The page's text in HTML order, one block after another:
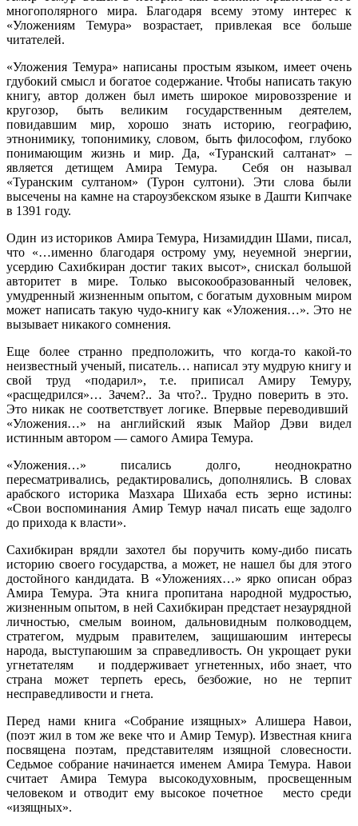
многополярного мира. Благодаря всему этому интерес к
«Уложениям Темура» возрастает, привлекая все больше
читателей.
«Уложения Темура» написаны простым языком, имеет очень
гдубокий смысл и богатое содержание. Чтобы написать такую
книгу, автор должен был иметь широкое мировоззрение и
кругозор, быть великим государственным деятелем,
повидавшим мир, хорошо знать историю, географию,
этнонимику, топонимику, словом, быть философом, глубоко
понимающим жизнь и мир. Да, «Туранский салтанат» –
является детищем Амира Темура. Себя он называл
«Туранским султаном» (Турон султони). Эти слова были
высечены на камне на староузбекском языке в Дашти Кипчаке
в 1391 году.
Один из историков Амира Темура, Низамиддин Шами, писал,
что «…именно благодаря острому уму, неуемной энергии,
усердию Сахибкиран достиг таких высот», снискал большой
авторитет в мире. Только высокообразованный человек,
умудренный жизненным опытом, с богатым духовным миром
может написать такую чудо-книгу как «Уложения…». Это не
вызывает никакого сомнения.
Еще более странно предположить, что когда-то какой-то
неизвестный ученый, писатель… написал эту мудрую книгу и
свой труд «подарил», т.е. приписал Амиру Темуру,
«расщедрился»… Зачем?.. За что?.. Трудно поверить в это.
Это никак не соответствует логике. Впервые переводивший
«Уложения…» на английский язык Майор Дэви видел
истинным автором — самого Амира Темура.
«Уложения…» писались долго, неоднократно
пересматривались, редактировались, дополнялись. В словах
арабского историка Мазхара Шихаба есть зерно истины:
«Свои воспоминания Амир Темур начал писать еще задолго
до прихода к власти».
Сахибкиран врядли захотел бы поручить кому-дибо писать
историю своего государства, а может, не нашел бы для этого
достойного кандидата. В «Уложениях…» ярко описан образ
Амира Темура. Эта книга пропитана народной мудростью,
жизненным опытом, в ней Сахибкиран предстает незаурядной
личностью, смелым воином, дальновидным полководцем,
стратегом, мудрым правителем, защишаюшим интересы
народа, выступаюшим за справедливость. Он укрощает руки
угнетателям и поддерживает угнетенных, ибо знает, что
страна может терпеть ересь, безбожие, но не терпит
несправедливости и гнета.
Перед нами книга «Собрание изящных» Алишера Навои,
(поэт жил в том же веке что и Амир Темур). Известная книга
посвящена поэтам, представителям изящной словесности.
Седьмое собрание начинается именем Амира Темура. Навои
считает Амира Темура высокодуховным, просвещенным
человеком и отводит ему высокое почетное место среди
«изящных».